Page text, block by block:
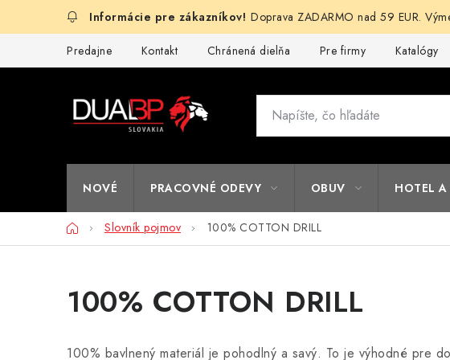
Doprava ZADARMO nad 59 EUR.
Predajne Kontakt Chránená dielňa Pre firmy Katalógy
NOVÉ PRACOVNÉ ODEVY OBUV HOTEL A
DomovSlovník pojmov 100% COTTON DRILL
100% COTTON DRILL
100% bavlnený materiál je pohodlný a savý. To je výhodné pre